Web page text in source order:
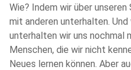
Wie? Indem wir über
mit anderen unterhalten.
unterhalten wir uns nochmal
Menschen, die wir nicht
Neues lernen können. Aber